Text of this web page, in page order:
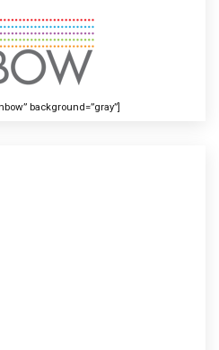
background=”gray”]